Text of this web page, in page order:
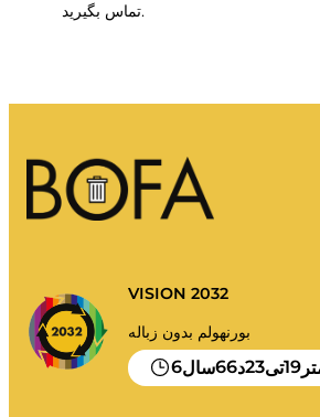
تماس بگیرید.
VISION 2032
بورنهولم بدون زباله
6سال66د23تی19